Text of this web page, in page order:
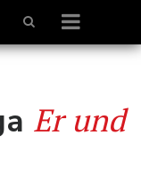
Er und